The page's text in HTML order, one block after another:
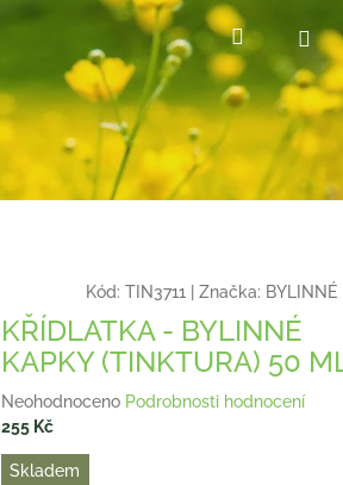
Hledat
Kód: TIN3711 Značka: BYLINNÉ
KŘÍDLATKA - BYLINNÉ
KAPKY (TINKTURA) 50
Průměrné
hodnocení
je
Neohodnoceno Podrobnosti hodnocení
255 Kč
Měrná
cena:
Skladem